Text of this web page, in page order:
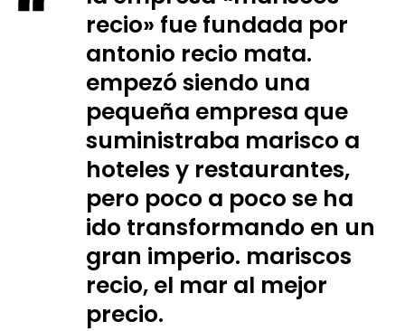
recio» fue fundada por
antonio recio mata.
empezó siendo una
pequeña empresa que
suministraba marisco a
hoteles y restaurantes,
pero poco a poco se ha
ido transformando en un
gran imperio. mariscos
recio, el mar al mejor
precio.